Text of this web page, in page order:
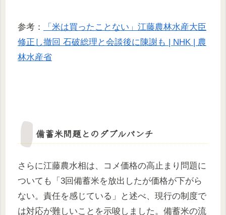
参考：
「米は買ったことない」江藤農林水産大臣
修正し撤回 石破総理と会談後に陳謝も | NHK | 農
林水産省
備蓄米問題とのダブルパンチ
さらに江藤農水相は、コメ価格の高止まり問題に
ついても「3回備蓄米を放出したが価格が下がら
ない。責任を感じている」と述べ、現行の制度で
は対応が難しいことを示唆しました。備蓄米の流